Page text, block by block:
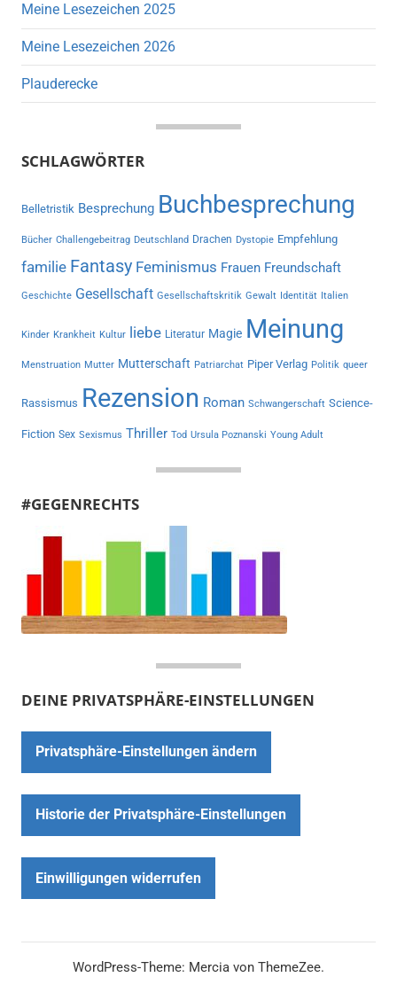
Meine Lesezeichen 2025
Meine Lesezeichen 2026
Plauderecke
SCHLAGWÖRTER
Belletristik Besprechung Buchbesprechung
Bücher Challengebeitrag Deutschland Drachen Dystopie Empfehlung
familie Fantasy Feminismus Frauen Freundschaft
Geschichte Gesellschaft Gesellschaftskritik Gewalt Identität Italien
Kinder Krankheit Kultur liebe Literatur Magie Meinung
Menstruation Mutter Mutterschaft Patriarchat Piper Verlag Politik queer
Rassismus Rezension Roman Schwangerschaft Science-
Fiction Sex Sexismus Thriller Tod Ursula Poznanski Young Adult
#GEGENRECHTS
DEINE PRIVATSPHÄRE-EINSTELLUNGEN
Privatsphäre-Einstellungen ändern
Historie der Privatsphäre-Einstellungen
Einwilligungen widerrufen
WordPress-Theme: Mercia von ThemeZee.